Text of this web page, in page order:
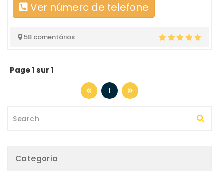
Ver número de telefone
58 comentários
Page 1 sur 1
1
Categoria